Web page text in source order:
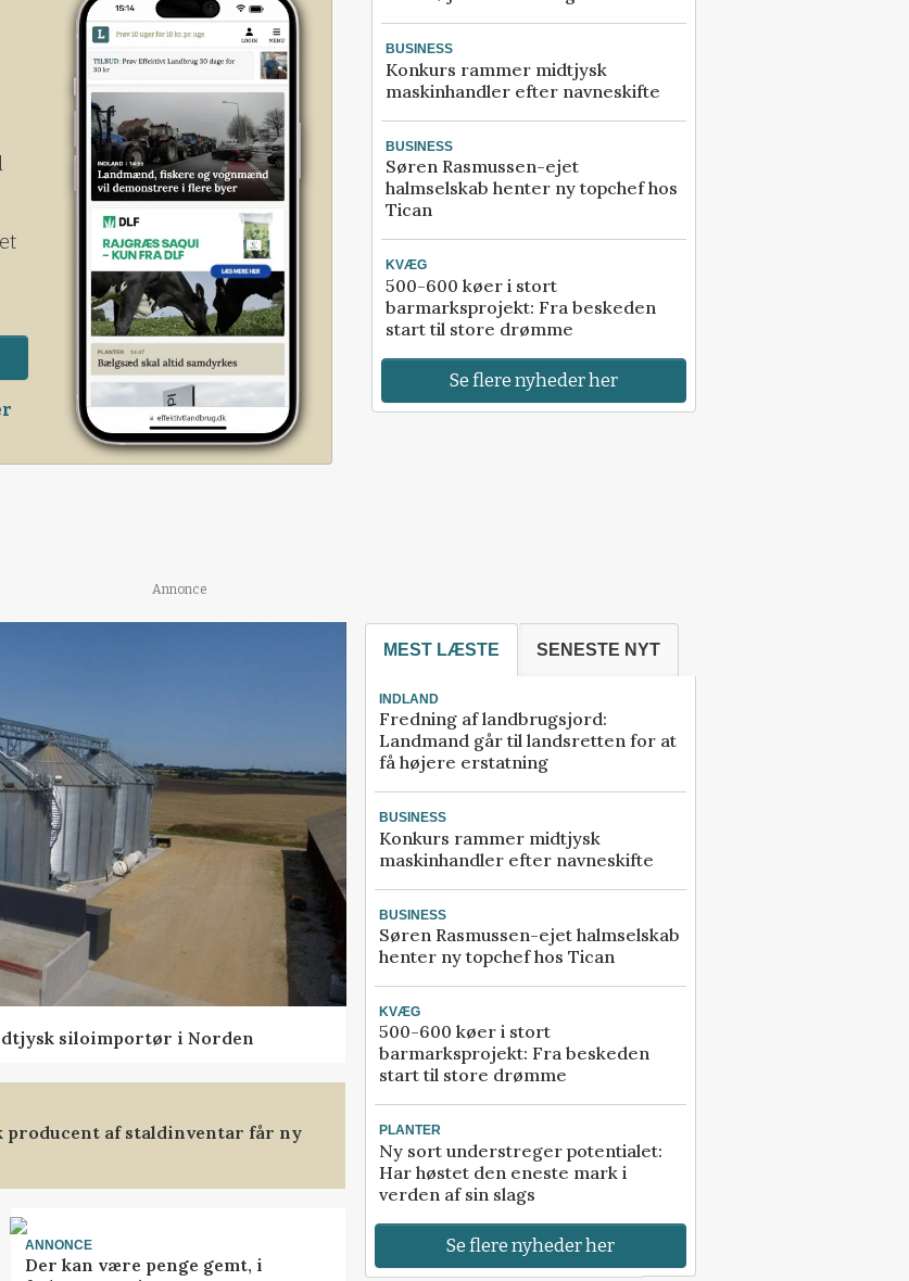
BUSINESS
Konkurs rammer midtjysk
maskinhandler efter navneskifte
BUSINESS
Søren Rasmussen-ejet
halmselskab henter ny topchef hos
Tican
KVÆG
500-600 køer i stort
barmarksprojekt: Fra beskeden
start til store drømme
Se flere nyheder her
Annonce
siloimportør i Norden
af staldinventar får ny
ANNONCE
Der kan være penge gemt, i
MEST LÆSTE SENESTE NYT
INDLAND
Fredning af landbrugsjord:
Landmand går til landsretten for at
få højere erstatning
BUSINESS
Konkurs rammer midtjysk
maskinhandler efter navneskifte
BUSINESS
Søren Rasmussen-ejet halmselskab
henter ny topchef hos Tican
KVÆG
500-600 køer i stort
barmarksprojekt: Fra beskeden
start til store drømme
PLANTER
Ny sort understreger potentialet:
Har høstet den eneste mark i
verden af sin slags
Se flere nyheder her